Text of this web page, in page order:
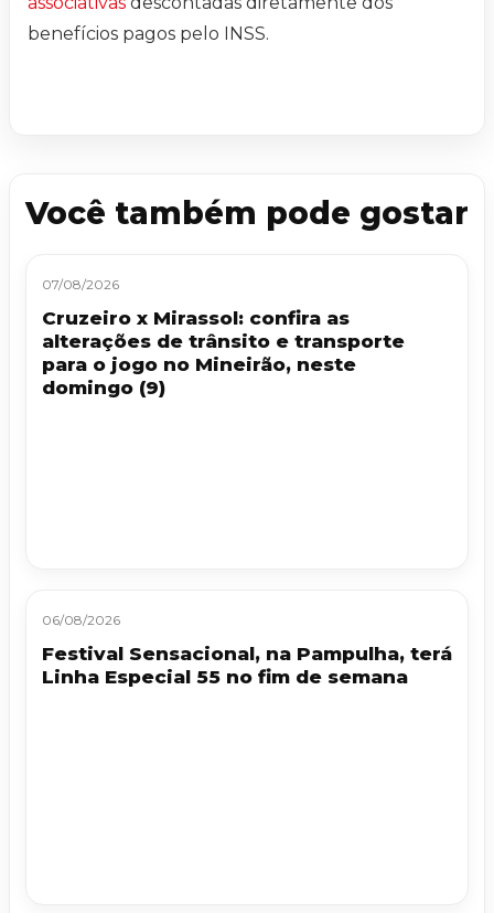
benefícios pagos pelo INSS.
Você também pode gostar
07/08/2026
Cruzeiro x Mirassol: confira as
alterações de trânsito e transporte
para o jogo no Mineirão, neste
domingo (9)
06/08/2026
Festival Sensacional, na Pampulha, terá
Linha Especial 55 no fim de semana